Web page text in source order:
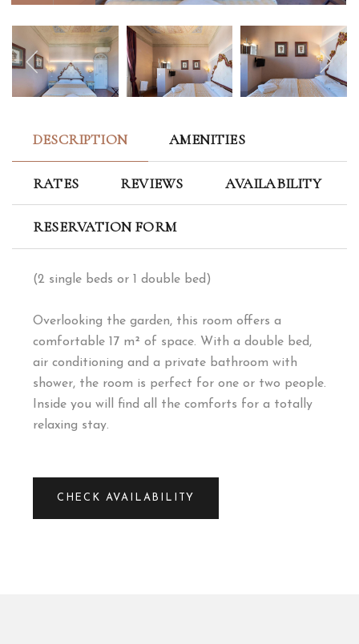
DESCRIPTION AMENITIES
RATES REVIEWS AVAILABILITY
RESERVATION FORM
(2 single beds or 1 double bed)
Overlooking the garden, this room offers a
comfortable 17 m² of space. With a double bed,
air conditioning and a private bathroom with
shower, the room is perfect for one or two people.
Inside you will find all the comforts for a totally
relaxing stay.
CHECK AVAILABILITY